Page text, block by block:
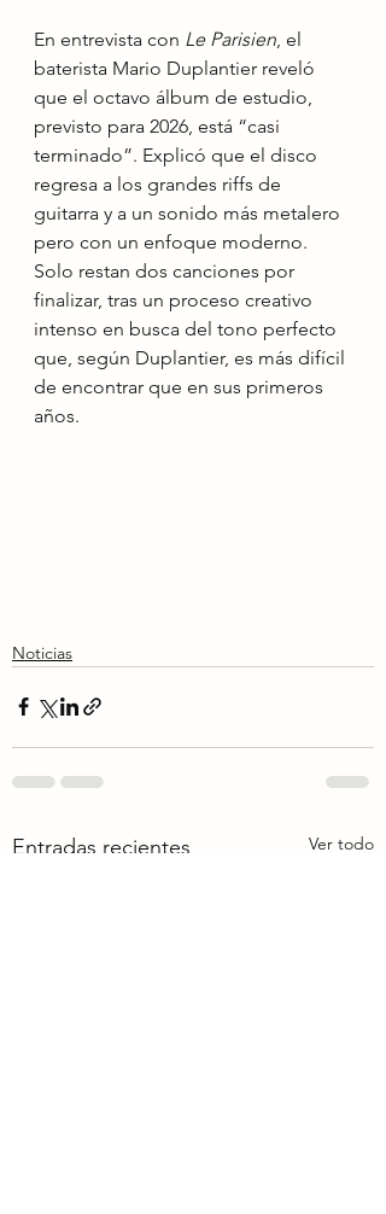
En entrevista con Le Parisien, el
baterista Mario Duplantier reveló
que el octavo álbum de estudio,
previsto para 2026, está “casi
terminado”. Explicó que el disco
regresa a los grandes riffs de
guitarra y a un sonido más metalero
pero con un enfoque moderno.
Solo restan dos canciones por
finalizar, tras un proceso creativo
intenso en busca del tono perfecto
que, según Duplantier, es más difícil
de encontrar que en sus primeros
años.
Noticias
Entradas recientes Ver todo